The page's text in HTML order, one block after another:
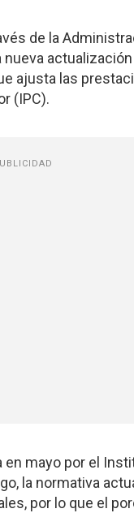
de la
ajusta las
(IPC).
mayo por el
la normativa
por lo que el